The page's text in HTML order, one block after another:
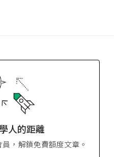
人的距離
，解鎖免費額度文章。